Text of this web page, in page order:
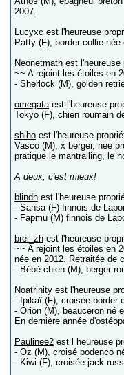
2007.
Lucyxc est l'heureuse
Patty (F), border collie
Neonetmath est l'heureuse
~~ A rejoint les étoiles en
- Sherlock (M), golden
omegataest l'heureuse
Tokyo (F), chien roumain
shiho est l'heureuse
Vasco (M), x berger, née
pratique le mantrailing, le
A deux, c'est mieux!
blindh est l'heureuse
- Sansa (F) finnois de
- Fapmu (M) finnois de
brei_zh est l'heureuse
~~ A rejoint les étoiles en
née en 2012. Retraitée de
- Bébé chien (M), berger
Noatrinity est l'heureuse
- Ipikaï (F), croisée border
- Orion (M), beauceron né
En dernière année
Paulinee2 est l heureuse
- Oz (M), croisé podenco
- Kiwi (F), croisée jack